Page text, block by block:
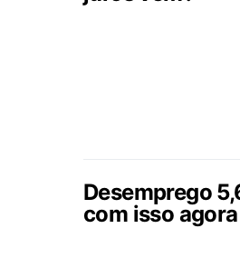
Desemprego
com isso agora